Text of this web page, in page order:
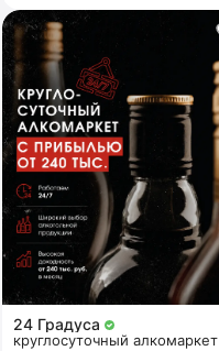
24 Градуса
круглосуточный алкомаркет